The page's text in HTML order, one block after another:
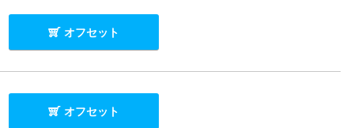
オフセット
オフセット